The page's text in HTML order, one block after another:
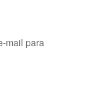
mail para